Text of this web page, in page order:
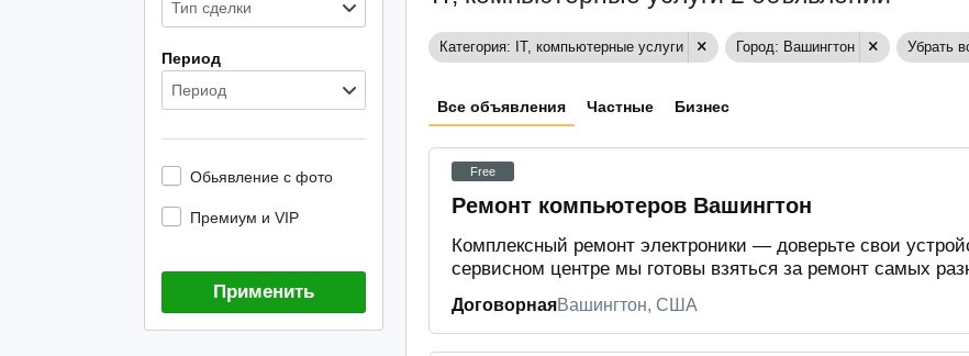
Тип сделки
Период
Период
Обьявление с фото
Премиум и VIP
Применить
Категория: IT, компьютерные услуги Город: Вашингтон Убрать
Все объявления Частные Бизнес
Free
Ремонт компьютеров Вашингтон
Комплексный ремонт электроники — доверьте свои
сервисном центре мы готовы взяться за ремонт самых
ДоговорнаяВашингтон, США